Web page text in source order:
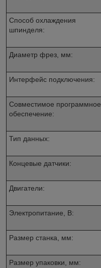
Способ охлаждения
шпинделя:
Диаметр фрез, мм:
Интерфейс подключения:
Совместимое программное
обеспечение:
Тип данных:
Концевые датчики:
Двигатели:
Электропитание, В:
Размер станка, мм:
Размер упаковки, мм: